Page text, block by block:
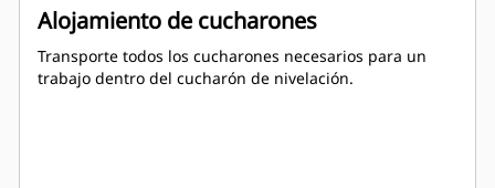
Alojamiento de cucharones
Transporte todos los cucharones necesarios para un
trabajo dentro del cucharón de nivelación.